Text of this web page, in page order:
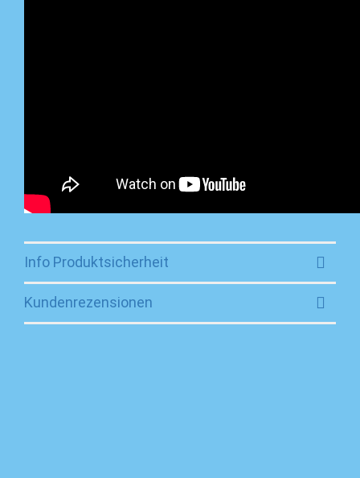
Info Produktsicherheit
Kundenrezensionen